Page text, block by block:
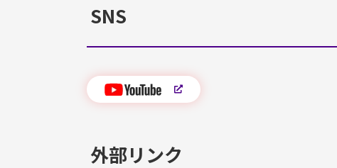
SNS
外部リンク